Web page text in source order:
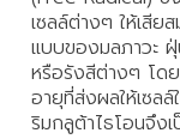
เซลล์ต่างๆ ให้เสีย
แบบของมลภาวะ
หรือรังสีต่างๆ โด
อายุที่ส่งผลให้เซล
ริมกลูต้าไธโอนจึง